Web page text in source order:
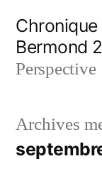
contenu
Bermond
Perspective
Archives